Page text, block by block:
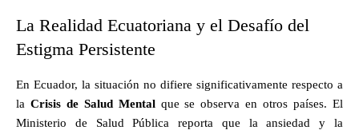
La Realidad Ecuatoriana y el Desafío del
Estigma Persistente
En Ecuador, la situación no difiere significativamente respecto a
la Crisis de Salud Mentalque se observa en otros países. El
Ministerio de Salud Pública reporta que la ansiedad y la